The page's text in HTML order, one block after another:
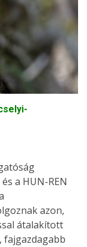
a HUN-REN
azon,
átalakított
fajgazdagabb